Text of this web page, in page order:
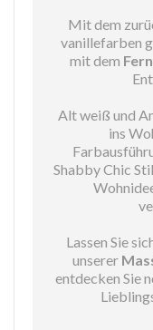
Mit dem
vanillefarben
mit dem
Alt weiß und
ins
Shabby Chic
Lassen Sie
unserer
entdecken Sie